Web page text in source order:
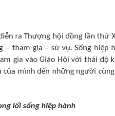
ra Thượng hội đồng lần thứ
– tham gia – sứ vụ. Sống hiệp
gia vào Giáo Hội với thái độ
của mình đến những người
lối sống hiệp hành